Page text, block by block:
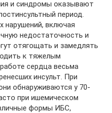
и синдромы оказывают
период.
нарушений, включая
недостаточность и
отягощать и замедлять
к тяжелым
сердца весьма
инсульт. При
обнаруживаются у 70-
при ишемическом
формы ИБС,